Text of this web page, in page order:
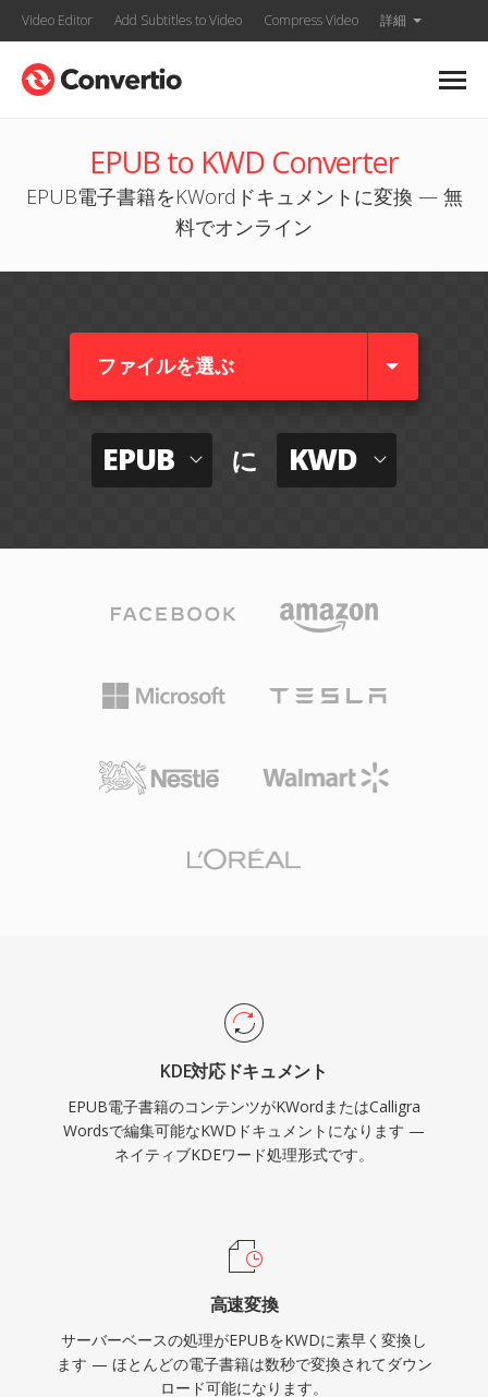
Video Editor Add Subtitles to Video Compress Video 詳細
EPUB to KWD Converter
EPUB電子書籍をKWordドキュメントに変換 — 無
料でオンライン
ファイルを選ぶ
EPUB に KWD
KDE対応ドキュメント
EPUB電子書籍のコンテンツがKWordまたはCalligra
Wordsで編集可能なKWDドキュメントになります —
ネイティブKDEワード処理形式です。
高速変換
サーバーベースの処理がEPUBをKWDに素早く変換し
ます — ほとんどの電子書籍は数秒で変換されてダウン
ロード可能になります。